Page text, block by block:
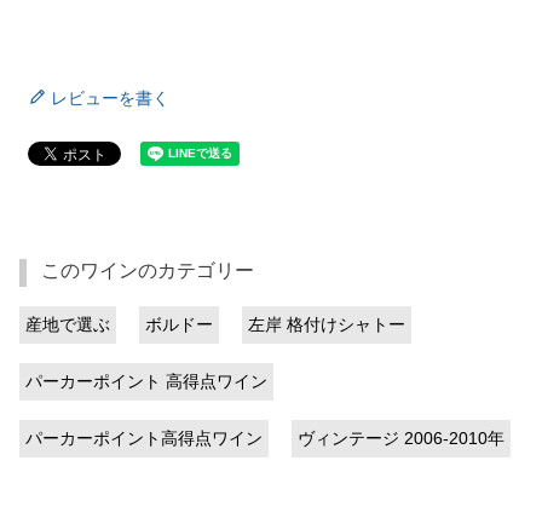
レビューを書く
このワインのカテゴリー
産地で選ぶ ボルドー 左岸 格付けシャトー
パーカーポイント 高得点ワイン
パーカーポイント高得点ワイン ヴィンテージ 2006-2010年